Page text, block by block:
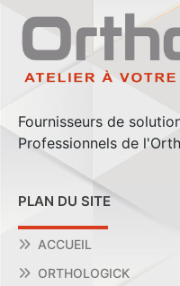
Fournisseurs de
Professionnels de
PLAN DU SITE
ACCUEIL
ORTHOLOGICK